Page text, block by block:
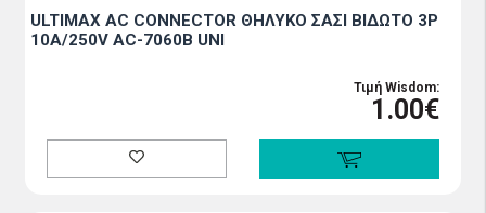
ULTIMAX AC CONNECTOR ΘΗΛΥΚΟ ΣΑΣΙ ΒΙΔΩΤΟ 3P
10A/250V AC-7060B UNI
Τιμή Wisdom:
1.00€